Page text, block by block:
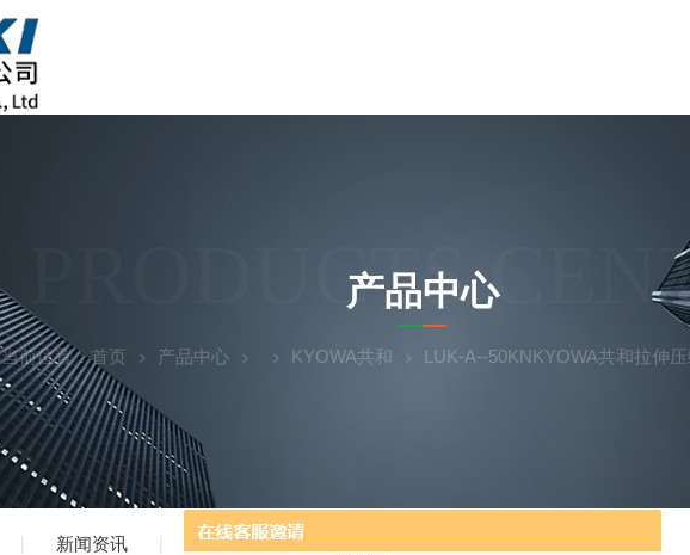
新闻资讯 技术文章
PRODUCTS
产品中心
当前位置：首页 产品中心 KYOWA共和 LUK-A--50KNKYOWA共和拉伸